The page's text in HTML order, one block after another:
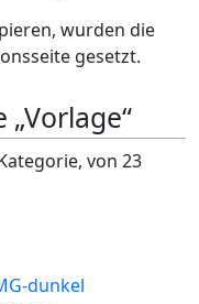
wurden die
gesetzt.
von 23
dunkel